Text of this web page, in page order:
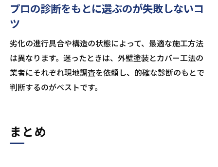
プロの診断をもとに選ぶのが失敗しないコ
ツ
劣化の進行具合や構造の状態によって、最適な施工方法
は異なります。迷ったときは、外壁塗装とカバー工法の
業者にそれぞれ現地調査を依頼し、的確な診断のもとで
判断するのがベストです。
まとめ